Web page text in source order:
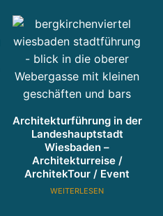
Architekturführung in der
Landeshauptstadt
Wiesbaden –
Architekturreise /
ArchitekTour / Event
WEITERLESEN